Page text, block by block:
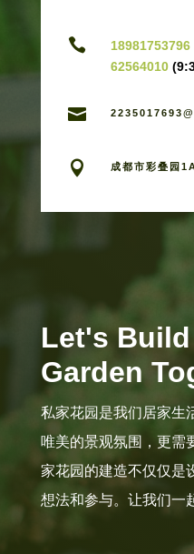
 18981753796
62564010

 成都市彩叠园
Let's Build
Garden
私家花园是我们居家生
唯美的景观氛围，更需
家花园的建造不仅仅是
想法和参与。让我们一